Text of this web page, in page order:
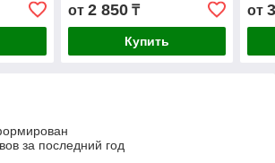
от 2 850₸
Купить
от
за последний год